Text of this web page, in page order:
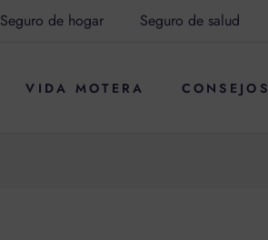
Seguro de hogar Seguro de salud
VIDA MOTERA CONSEJOS